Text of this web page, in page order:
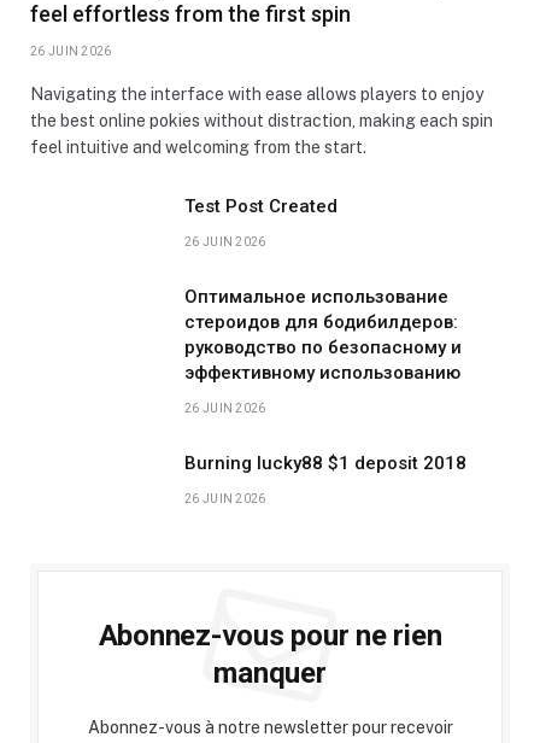
feel effortless from the first spin
26 JUIN 2026
Navigating the interface with ease allows players to enjoy
the best online pokies without distraction, making each spin
feel intuitive and welcoming from the start.
Test Post Created
26 JUIN 2026
Оптимальное использование
стероидов для бодибилдеров:
руководство по безопасному и
эффективному использованию
26 JUIN 2026
Burning lucky88 $1 deposit 2018
26 JUIN 2026
Abonnez-vous pour ne rien
manquer
Abonnez-vous à notre newsletter pour recevoir